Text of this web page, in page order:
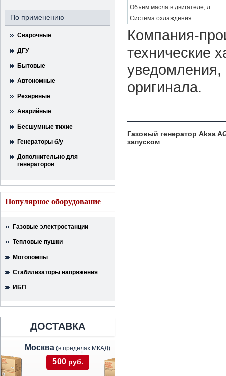
По применению
Сварочные
ДГУ
Бытовые
Автономные
Резервные
Аварийные
Бесшумные тихие
Генераторы б/у
Дополнительно для
генераторов
Популярное оборудование
Газовые электростанции
Тепловые пушки
Мотопомпы
Стабилизаторы напряжения
ИБП
ДОСТАВКА
Москва (в пределах МКАД)
500 руб.
Объем масла в двигателе, л:
Система охлаждения:
Компания-
технические
уведомления,
оригинала.
Газовый генератор Aksa
запуском